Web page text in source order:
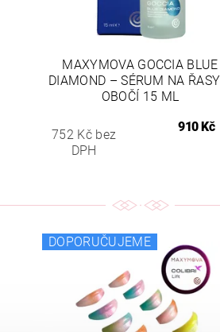
MAXYMOVA GOCCIA BLUE
DIAMOND – SÉRUM NA
OBOČÍ 15 ML
752 Kč bez
DPH
910 Kč
DOPORUČUJEME